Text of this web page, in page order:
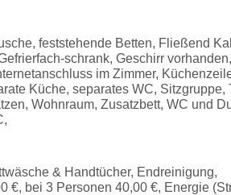
feststehende Betten, Fließend
schrank, Geschirr vorhanden,
im Zimmer,
Küche, separates WC, Sitzgruppe,
Wohnraum, Zusatzbett, WC und
& Handtücher, Endreinigung,
€, bei 3 Personen 40,00 €, Energie